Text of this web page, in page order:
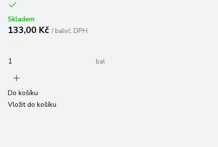
Skladem
133,00 Kč /balvč. DPH
bal
Do košíku
Vložit do košíku